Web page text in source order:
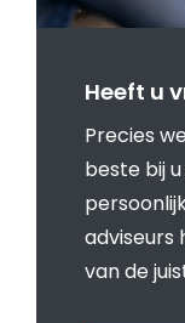
Heeft u
Precies
beste bij
adviseurs
van de